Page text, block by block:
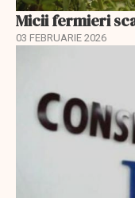
Micii fermieri
03 FEBRUARIE 2026